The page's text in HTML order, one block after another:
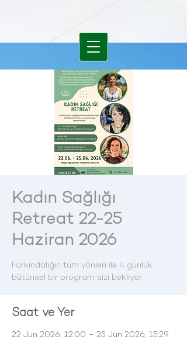
Kadın Sağlığı
Retreat 22-25
Haziran 2026
Farkındalığın tüm yönleri ile 4 günlük
bütünsel bir program sizi bekliyor
Saat ve Yer
22 Jun 2026, 12:00 – 25 Jun 2026, 15:29